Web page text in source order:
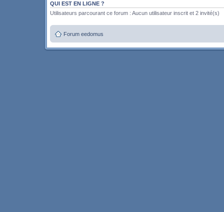
QUI EST EN LIGNE ?
Utilisateurs parcourant ce forum : Aucun utilisateur inscrit et 2 invité(s)
Forum eedomus